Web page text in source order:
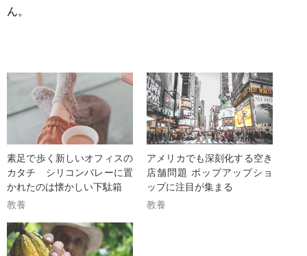
ん。
素足で歩く新しいオフィスの
カタチ シリコンバレーに置
かれたのは懐かしい下駄箱
教養
アメリカでも深刻化する空き
店舗問題 ポップアップショ
ップに注目が集まる
教養